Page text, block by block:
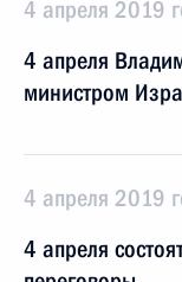
4 апреля 2019
4 апреля
министром
4 апреля 2019
4 апреля